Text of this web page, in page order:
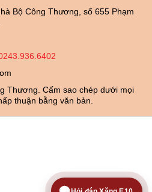
Bộ Công Thương, số 655 Phạm
Thương. Cấm sao chép dưới mọi
thuận bằng văn bản.